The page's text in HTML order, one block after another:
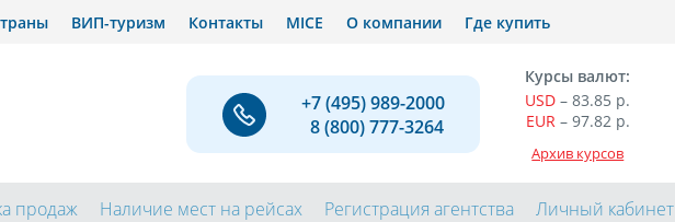
ВИП-туризм Контакты MICE О компании Где купить
+7 (495)989-2000
8 (800)777-3264
Курсы валют:
USD –83.85 р.
EUR– 97.82р.
Архив курсов
продаж Наличие мест на рейсах Регистрация агентства Личный кабинет